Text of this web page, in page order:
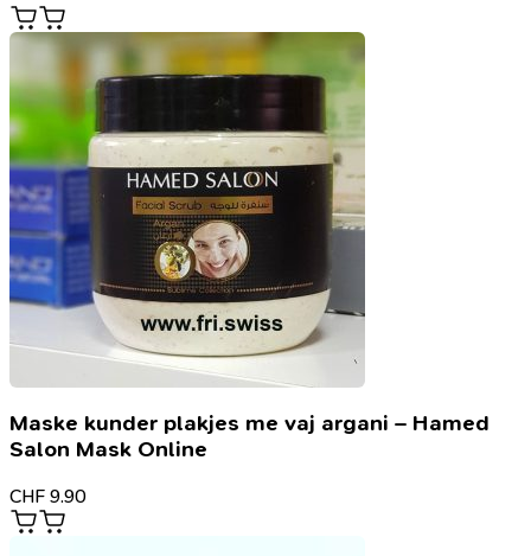
Maske kunder plakjes me vaj argani – Hamed
Salon Mask Online
CHF 9.90